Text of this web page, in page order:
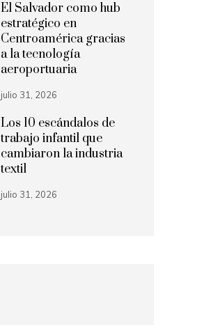
El Salvador como hub
estratégico en
Centroamérica gracias
a la tecnología
aeroportuaria
julio 31, 2026
Los 10 escándalos de
trabajo infantil que
cambiaron la industria
textil
julio 31, 2026